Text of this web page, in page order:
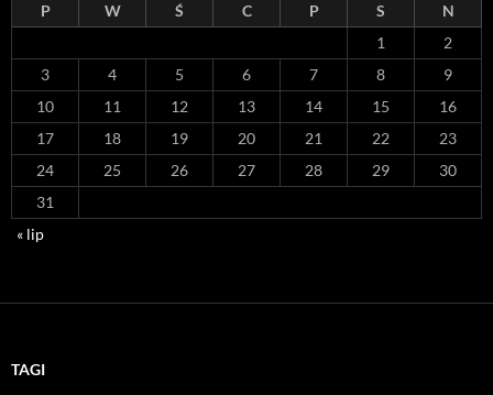
P W Ś C P S
N
1
2
3
4 5 6 7 8
9
10
11 12 13 14 15
16
17
18 19 20 21 22
23
24
25 26 27 28 29
30
31
« lip
TAGI